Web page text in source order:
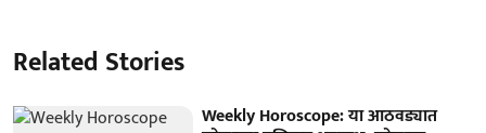
Related Stories
Weekly Horoscope: या आठवड्यात